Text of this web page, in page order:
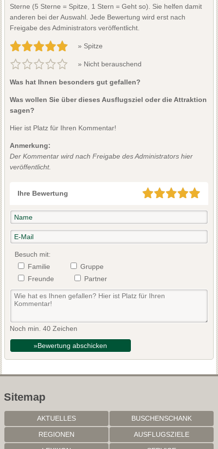
Sterne (5 Sterne = Spitze, 1 Stern = Geht so). Sie helfen damit
anderen bei der Auswahl. Jede Bewertung wird erst nach
Freigabe des Administrators veröffentlicht.
» Spitze
» Nicht berauschend
Was hat Ihnen besonders gut gefallen?
Was wollen Sie über dieses Ausflugsziel oder die Attraktion
sagen?
Hier ist Platz für Ihren Kommentar!
Anmerkung:
Der Kommentar wird nach Freigabe des Administrators hier
veröffentlicht.
Ihre Bewertung
Besuch mit:
Familie
Gruppe
Freunde
Partner
Noch min. 40 Zeichen
»Bewertung abschicken
Sitemap
AKTUELLES BUSCHENSCHANK
REGIONEN AUSFLUGSZIELE